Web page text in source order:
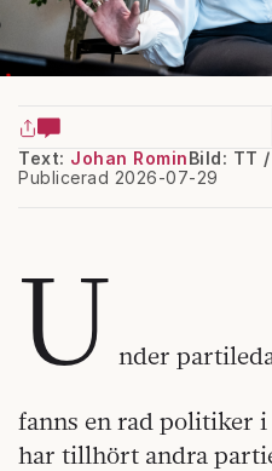
Text: Johan Romin
Publicerad 2026-07-29
Bild: TT
U nder
fanns en rad politiker
har tillhört andra